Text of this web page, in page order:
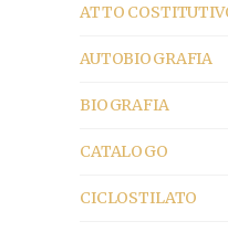
ATTO
AUTOBIOGRAFIA
BIOGRAFIA
CATALOGO
CICLOSTILATO